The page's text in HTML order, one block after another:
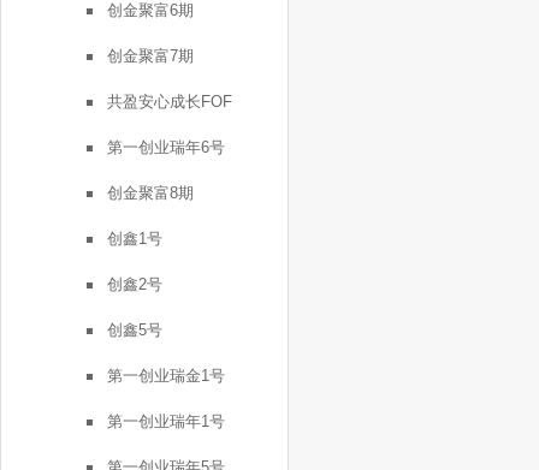
创金聚富6期
创金聚富7期
共盈安心成长FOF
第一创业瑞年6号
创金聚富8期
创鑫1号
创鑫2号
创鑫5号
第一创业瑞金1号
第一创业瑞年1号